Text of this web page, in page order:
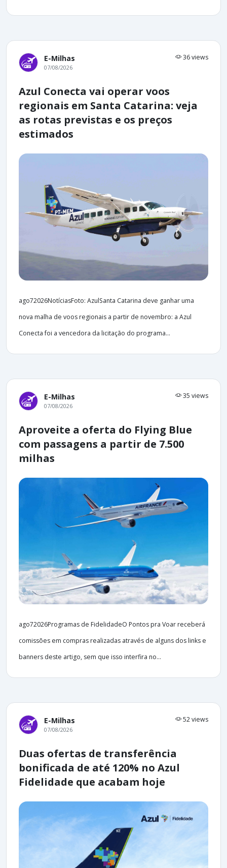
E-Milhas 36 views
07/08/2026
Azul Conecta vai operar voos
regionais em Santa Catarina: veja
as rotas previstas e os preços
estimados
ago72026NotíciasFoto: AzulSanta Catarina deve ganhar uma
nova malha de voos regionais a partir de novembro: a Azul
Conecta foi a vencedora da licitação do programa...
E-Milhas 35 views
07/08/2026
Aproveite a oferta do Flying Blue
com passagens a partir de 7.500
milhas
ago72026Programas de FidelidadeO Pontos pra Voar receberá
comissões em compras realizadas através de alguns dos links e
banners deste artigo, sem que isso interfira no...
E-Milhas 52 views
07/08/2026
Duas ofertas de transferência
bonificada de até 120% no Azul
Fidelidade que acabam hoje